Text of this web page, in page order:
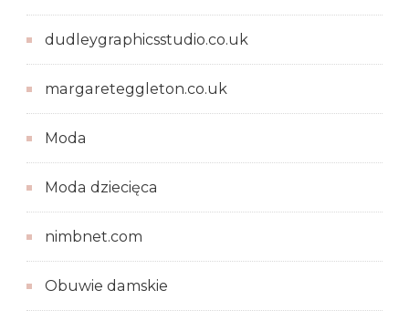
dudleygraphicsstudio.co.uk
margareteggleton.co.uk
Moda
Moda dziecięca
nimbnet.com
Obuwie damskie